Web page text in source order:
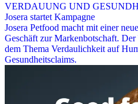
VERDAUUNG UND
Josera startet Kampagne
Josera Petfood macht mit einer
Geschäft zur Markenbotschaft.
dem Thema Verdaulichkeit auf
Gesundheitsclaims.